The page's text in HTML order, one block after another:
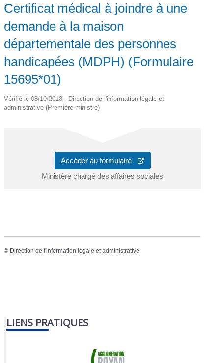
Certificat médical à joindre à une
demande à la maison
départementale des personnes
handicapées (MDPH) (Formulaire
15695*01)
Vérifié le 08/10/2018 - Direction de l'information légale et
administrative (Première ministre)
Accéder au formulaire
Ministère chargé des affaires sociales
© Direction de l'information légale et administrative
LIENS PRATIQUES